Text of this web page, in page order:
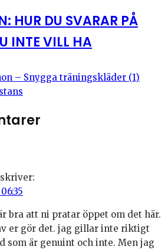
HUR DU SVARAR PÅ
INTE VILL HA
– Snygga träningskläder (1)
skriver:
bra att ni pratar öppet om det här.
er gör det. jag gillar inte riktigt
som är genuint och inte. Men jag